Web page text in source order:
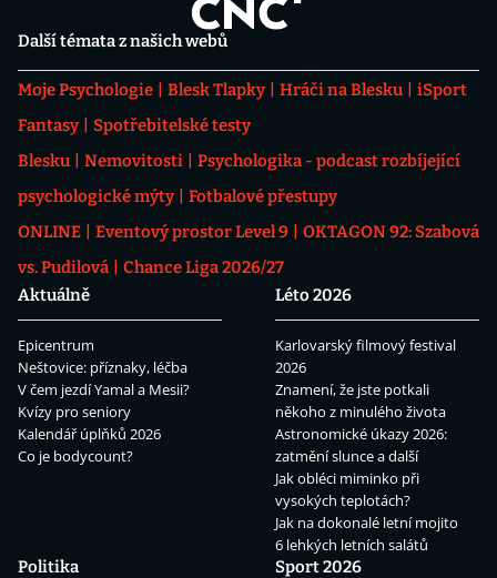
Další témata z našich webů
Moje Psychologie Blesk Tlapky Hráči na Blesku
iSport
Fantasy
Spotřebitelské testy
Blesku
Nemovitosti
Psychologika - podcast rozbíjející
psychologické mýty
Fotbalové přestupy
ONLINE
Eventový prostor Level 9
OKTAGON 92: Szabová
vs. Pudilová
Chance Liga 2026/27
Aktuálně
Epicentrum
Neštovice: příznaky, léčba
V čem jezdí Yamal a Mesii?
Kvízy pro seniory
Kalendář úplňků 2026
Co je bodycount?
Léto 2026
Karlovarský filmový festival
2026
Znamení, že jste potkali
někoho z minulého života
Astronomické úkazy 2026:
zatmění slunce a další
Jak obléci miminko při
vysokých teplotách?
Jak na dokonalé letní mojito
6 lehkých letních salátů
Politika
Sport 2026